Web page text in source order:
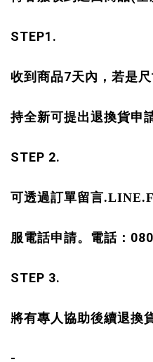
STEP1.
收到商品7天內，若是
持全新可提出退換貨申
STEP 2.
可透過訂單留言
服電話申請。電話：
STEP 3.
將有專人協助後續退換
-